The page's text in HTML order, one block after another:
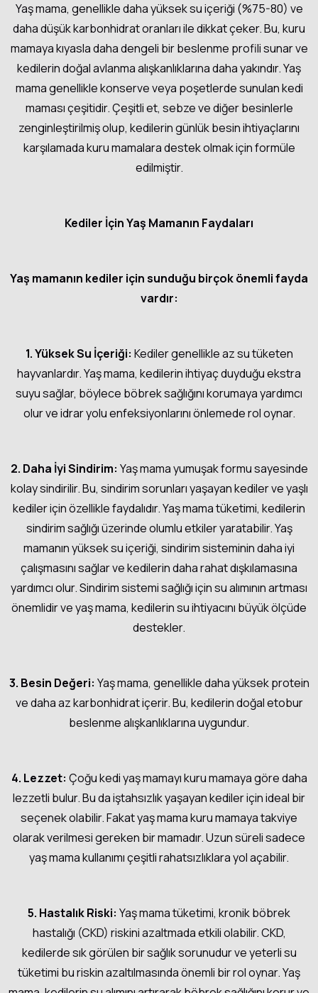
Yaş mama, genellikle daha yüksek su içeriği (%75-80) ve
daha düşük karbonhidrat oranları ile dikkat çeker. Bu, kuru
mamaya kıyasla daha dengeli bir beslenme profili sunar ve
kedilerin doğal avlanma alışkanlıklarına daha yakındır. Yaş
mama genellikle konserve veya poşetlerde sunulan kedi
maması çeşitidir. Çeşitli et, sebze ve diğer besinlerle
zenginleştirilmiş olup, kedilerin günlük besin ihtiyaçlarını
karşılamada kuru mamalara destek olmak için formüle
edilmiştir.
Kediler İçin Yaş Mamanın Faydaları
Yaş mamanın kediler için sunduğu birçok önemli fayda
vardır:
1. Yüksek Su İçeriği: Kediler genellikle az su tüketen
hayvanlardır. Yaş mama, kedilerin ihtiyaç duyduğu ekstra
suyu sağlar, böylece böbrek sağlığını korumaya yardımcı
olur ve idrar yolu enfeksiyonlarını önlemede rol oynar.
2. Daha İyi Sindirim: Yaş mama yumuşak formu sayesinde
kolay sindirilir. Bu, sindirim sorunları yaşayan kediler ve yaşlı
kediler için özellikle faydalıdır. Yaş mama tüketimi, kedilerin
sindirim sağlığı üzerinde olumlu etkiler yaratabilir. Yaş
mamanın yüksek su içeriği, sindirim sisteminin daha iyi
çalışmasını sağlar ve kedilerin daha rahat dışkılamasına
yardımcı olur. Sindirim sistemi sağlığı için su alımının artması
önemlidir ve yaş mama, kedilerin su ihtiyacını büyük ölçüde
destekler.
3. Besin Değeri: Yaş mama, genellikle daha yüksek protein
ve daha az karbonhidrat içerir. Bu, kedilerin doğal etobur
beslenme alışkanlıklarına uygundur.
4. Lezzet: Çoğu kedi yaş mamayı kuru mamaya göre daha
lezzetli bulur. Bu da iştahsızlık yaşayan kediler için ideal bir
seçenek olabilir. Fakat yaş mama kuru mamaya takviye
olarak verilmesi gereken bir mamadır. Uzun süreli sadece
yaş mama kullanımı çeşitli rahatsızlıklara yol açabilir.
5. Hastalık Riski: Yaş mama tüketimi, kronik böbrek
hastalığı (CKD) riskini azaltmada etkili olabilir. CKD,
kedilerde sık görülen bir sağlık sorunudur ve yeterli su
tüketimi bu riskin azaltılmasında önemli bir rol oynar. Yaş